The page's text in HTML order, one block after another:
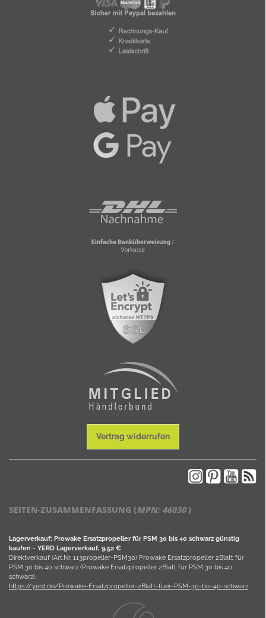
Vertrag widerrufen
SEITEN-ZUSAMMENFASSUNG (MPN: 46030)
Lagerverkauf: Prowake Ersatzpropeller für PSM 30 bis 40 schwarz günstig
kaufen - YERD Lagerverkauf, 9,52 €
Direktverkauf (Art.Nr. 113propeller-PSM30) Prowake Ersatzpropeller 2Blatt für
PSM 30 bis 40 schwarz (Prowake Ersatzpropeller 2Blatt für PSM 30 bis 40
schwarz).
https://yerd.de/Prowake-Ersatzpropeller-2Blatt-fuer-PSM-30-bis-40-schwarz